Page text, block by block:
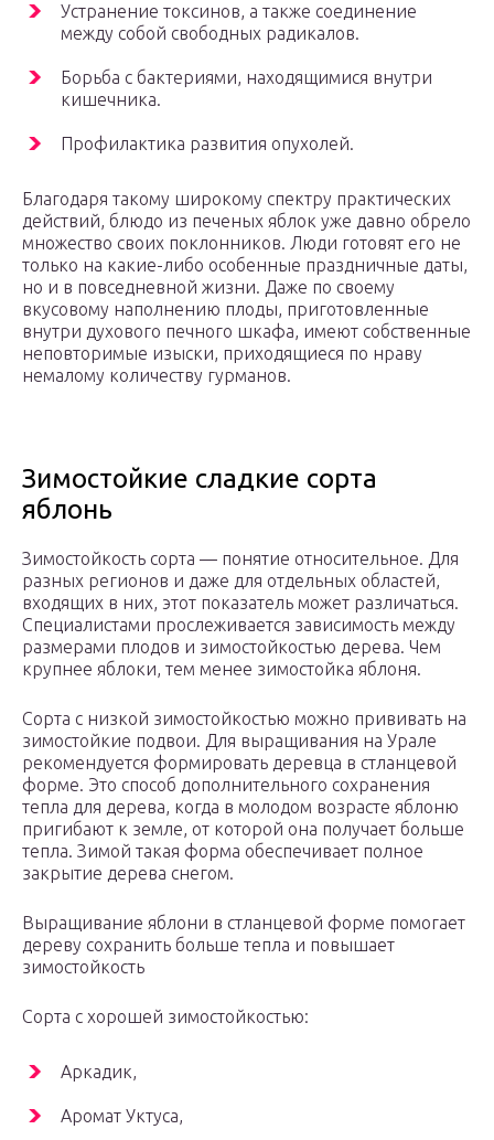
Устранение токсинов, а также соединение
между собой свободных радикалов.
Борьба с бактериями, находящимися внутри
кишечника.
Профилактика развития опухолей.
Благодаря такому широкому спектру практических
действий, блюдо из печеных яблок уже давно обрело
множество своих поклонников. Люди готовят его не
только на какие-либо особенные праздничные даты,
но и в повседневной жизни. Даже по своему
вкусовому наполнению плоды, приготовленные
внутри духового печного шкафа, имеют собственные
неповторимые изыски, приходящиеся по нраву
немалому количеству гурманов.
Зимостойкие сладкие сорта
яблонь
Зимостойкость сорта — понятие относительное. Для
разных регионов и даже для отдельных областей,
входящих в них, этот показатель может различаться.
Специалистами прослеживается зависимость между
размерами плодов и зимостойкостью дерева. Чем
крупнее яблоки, тем менее зимостойка яблоня.
Сорта с низкой зимостойкостью можно прививать на
зимостойкие подвои. Для выращивания на Урале
рекомендуется формировать деревца в стланцевой
форме. Это способ дополнительного сохранения
тепла для дерева, когда в молодом возрасте яблоню
пригибают к земле, от которой она получает больше
тепла. Зимой такая форма обеспечивает полное
закрытие дерева снегом.
Выращивание яблони в стланцевой форме помогает
дереву сохранить больше тепла и повышает
зимостойкость
Сорта с хорошей зимостойкостью:
Аркадик,
Аромат Уктуса,